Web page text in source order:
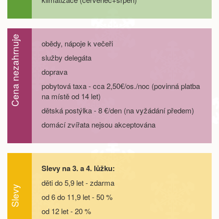
září 2026
05.09. - 08.09.26
05.09. - 09.09.26 5 dní
05.09. - 10.09.26 6 dní 9 300 Kč objednej
05.09. - 12.09.26 8 dní 13 000 Kč objednej
12.09. - 17.09.26 6 dní 9 300 Kč
12.09. - 19.09.26 8 dní
Cena nezahrnuje
obědy, nápoje k večeři
služby delegáta
doprava
pobytová taxa - cca 2,50€/os./noc (povinná platba
na místě od 14 let)
dětská postýlka - 8 €/den (na vyžádání předem)
domácí zvířata nejsou akceptována
Slevy
Slevy na 3. a 4. lůžku:
děti do 5,9 let - zdarma
od 6 do 11,9 let - 50 %
od 12 let - 20 %